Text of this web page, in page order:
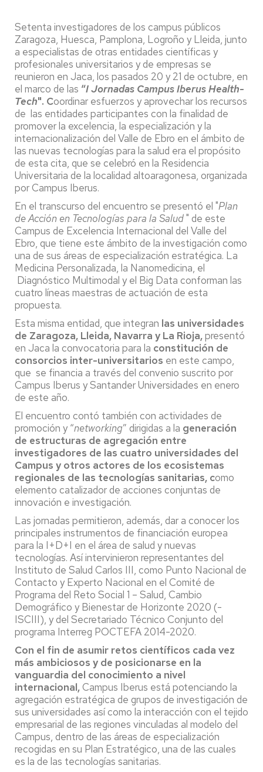
Setenta investigadores de los campus públicos
Zaragoza, Huesca, Pamplona, Logroño y Lleida, junto
a especialistas de otras entidades científicas y
profesionales universitarios y de empresas se
reunieron en Jaca, los pasados 20 y 21 de octubre, en
el marco de las “I Jornadas Campus Iberus Health-
Tech". Coordinar esfuerzos y aprovechar los recursos
de las entidades participantes con la finalidad de
promover la excelencia, la especialización y la
internacionalización del Valle de Ebro en el ámbito de
las nuevas tecnologías para la salud era el propósito
de esta cita, que se celebró en la Residencia
Universitaria de la localidad altoaragonesa, organizada
por Campus Iberus.
En el transcurso del encuentro se presentó el "Plan
de Acción en Tecnologías para la Salud" de este
Campus de Excelencia Internacional del Valle del
Ebro, que tiene este ámbito de la investigación como
una de sus áreas de especialización estratégica. La
Medicina Personalizada, la Nanomedicina, el
Diagnóstico Multimodal y el Big Data conforman las
cuatro líneas maestras de actuación de esta
propuesta.
Esta misma entidad, que integran las universidades
de Zaragoza, Lleida, Navarra y La Rioja,presentó
en Jaca la convocatoria para la constitución de
consorcios inter-universitarios en este campo,
que se financia a través del convenio suscrito por
Campus Iberus y Santander Universidades en enero
de este año.
El encuentro contó también con actividades de
promoción y “networking” dirigidas a la generación
de estructuras de agregación entre
investigadores de las cuatro universidades del
Campus y otros actores de los ecosistemas
regionales de las tecnologías sanitarias, como
elemento catalizador de acciones conjuntas de
innovación e investigación.
Las jornadas permitieron, además, dar a conocer los
principales instrumentos de financiación europea
para la I+D+I en el área de salud y nuevas
tecnologías. Así intervinieron representantes del
Instituto de Salud Carlos III, como Punto Nacional de
Contacto y Experto Nacional en el Comité de
Programa del Reto Social 1 – Salud, Cambio
Demográfico y Bienestar de Horizonte 2020 (-
ISCIII), y del Secretariado Técnico Conjunto del
programa Interreg POCTEFA 2014-2020.
Con el fin de asumir retos científicos cada vez
más ambiciosos y de posicionarse en la
vanguardia del conocimiento a nivel
internacional,Campus Iberus está potenciando la
agregación estratégica de grupos de investigación de
sus universidades así como la interacción con el tejido
empresarial de las regiones vinculadas al modelo del
Campus, dentro de las áreas de especialización
recogidas en su Plan Estratégico, una de las cuales
es la de las tecnologías sanitarias.